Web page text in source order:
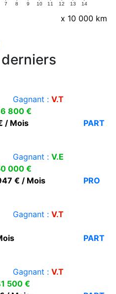
7 8 9 10 11 12 13 14
x 10 000 km
Gagnant : V.T
800 €
/ Mois
PART
Gagnant : V.E
000 €
€ / Mois
PRO
Gagnant : V.T
PART
Gagnant : V.T
500 €